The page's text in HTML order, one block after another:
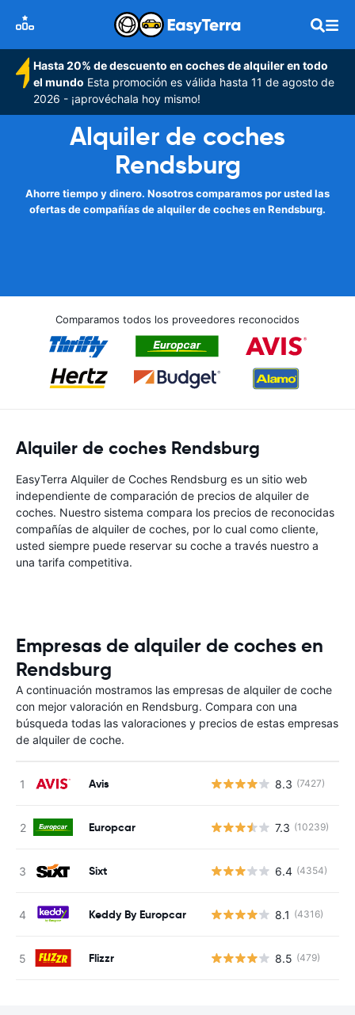
Hasta 20% de descuento en coches de alquiler en todo
el mundo Esta promoción es válida hasta 11 de agosto de
2026 - ¡aprovéchala hoy mismo!
Alquiler de coches
Rendsburg
Ahorre tiempo y dinero. Nosotros comparamos por usted las
ofertas de compañías de alquiler de coches en Rendsburg.
Comparamos todos los proveedores reconocidos
Alquiler de coches Rendsburg
EasyTerra Alquiler de Coches Rendsburg es un sitio web
independiente de comparación de precios de alquiler de
coches. Nuestro sistema compara los precios de reconocidas
compañías de alquiler de coches, por lo cual como cliente,
usted siempre puede reservar su coche a través nuestro a
una tarifa competitiva.
Empresas de alquiler de coches en
Rendsburg
A continuación mostramos las empresas de alquiler de coche
con mejor valoración en Rendsburg. Compara con una
búsqueda todas las valoraciones y precios de estas empresas
de alquiler de coche.
Avis 8.3 (7427)
Europcar 7.3 (10239)
Sixt 6.4 (4354)
Keddy By Europcar 8.1 (4316)
Flizzr 8.5 (479)